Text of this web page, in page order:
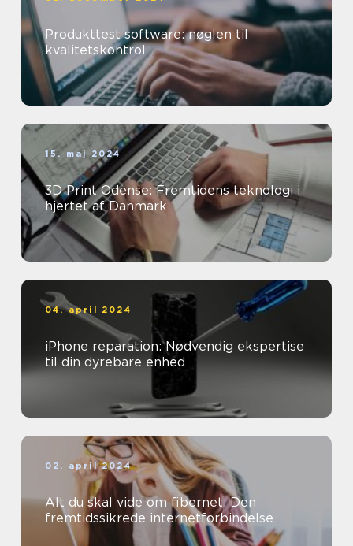
Produkttest software: nøglen til
kvalitetskontrol
15. maj 2024
3D Print Odense: Fremtidens teknologi i
hjertet af Danmark
04. april 2024
iPhone reparation: Nødvendig ekspertise
til din dyrebare enhed
02. april 2024
Alt du skal vide om fibernet: Den
fremtidssikrede internetforbindelse